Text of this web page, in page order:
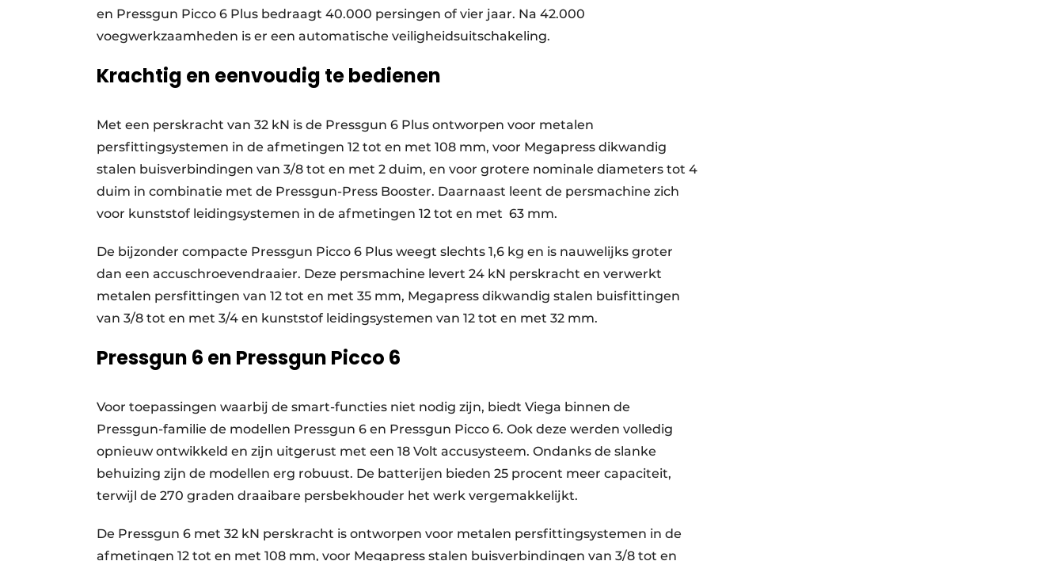
en Pressgun Picco 6 Plus bedraagt 40.000 persingen of vier jaar. Na 42.000
voegwerkzaamheden is er een automatische veiligheidsuitschakeling.
Krachtig en eenvoudig te bedienen
Met een perskracht van 32 kN is de Pressgun 6 Plus ontworpen voor metalen
persfittingsystemen in de afmetingen 12 tot en met 108 mm, voor Megapress dikwandig
stalen buisverbindingen van 3/8 tot en met 2 duim, en voor grotere nominale diameters tot 4
duim in combinatie met de Pressgun-Press Booster. Daarnaast leent de persmachine zich
voor kunststof leidingsystemen in de afmetingen 12 tot en met 63 mm.
De bijzonder compacte Pressgun Picco 6 Plus weegt slechts 1,6 kg en is nauwelijks groter
dan een accuschroevendraaier. Deze persmachine levert 24 kN perskracht en verwerkt
metalen persfittingen van 12 tot en met 35 mm, Megapress dikwandig stalen buisfittingen
van 3/8 tot en met 3/4 en kunststof leidingsystemen van 12 tot en met 32 mm.
Pressgun 6 en Pressgun Picco 6
Voor toepassingen waarbij de smart-functies niet nodig zijn, biedt Viega binnen de
Pressgun-familie de modellen Pressgun 6 en Pressgun Picco 6. Ook deze werden volledig
opnieuw ontwikkeld en zijn uitgerust met een 18 Volt accusysteem. Ondanks de slanke
behuizing zijn de modellen erg robuust. De batterijen bieden 25 procent meer capaciteit,
terwijl de 270 graden draaibare persbekhouder het werk vergemakkelijkt.
De Pressgun 6 met 32 kN perskracht is ontworpen voor metalen persfittingsystemen in de
afmetingen 12 tot en met 108 mm, voor Megapress stalen buisverbindingen van 3/8 tot en